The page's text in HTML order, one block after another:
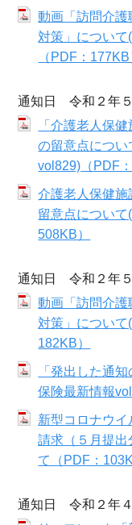
動画「訪問介
対策」につい
（PDF：177KB
通知日 令和２年５
「介護老人保
の留意点につい
vol829)（PDF：
介護老人保健
留意点について
508KB）
通知日 令和２年５
動画「訪問介
対策」について
182KB）
「発出した通
保険最新情報
新型コロナウ
請求（５月提
て（PDF：
通知日 令和２年４